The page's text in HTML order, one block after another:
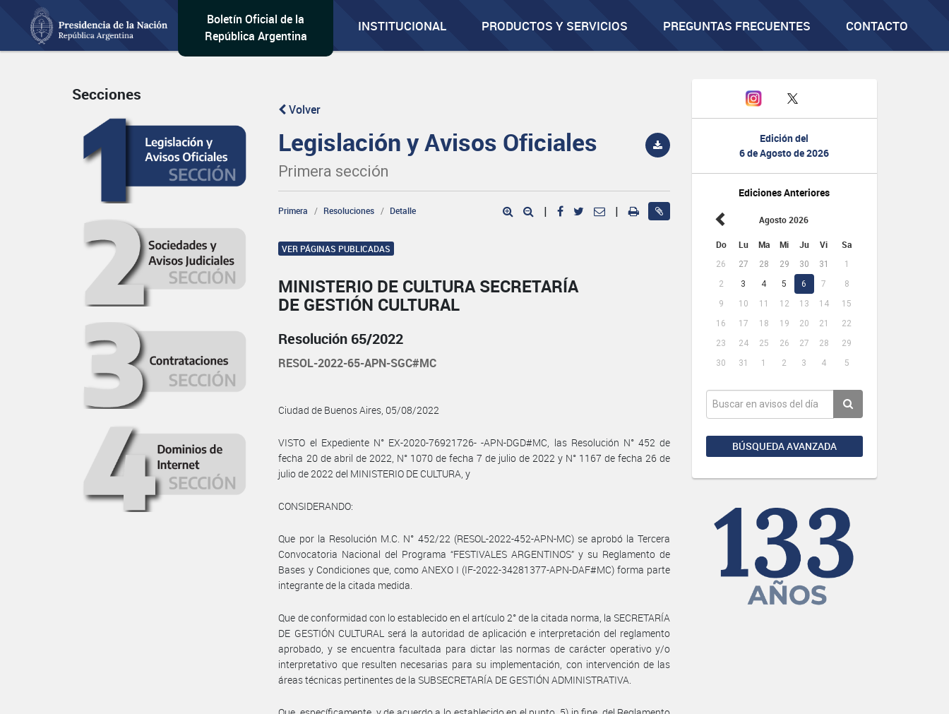
Boletín Oficial de la
República Argentina
INSTITUCIONAL PRODUCTOS Y SERVICIOS PREGUNTAS FRECUENTES CONTACTO
Edición del
6 de Agosto de 2026
Ediciones Anteriores
Agosto 2026
Do Lu Ma Mi Ju Vi Sa
26 27 28 29 30 31
1
2
3 4 5 6 7
8
9
10 11 12 13 14
15
16
17 18 19 20 21
22
23
24 25 26 27 28
29
30
31 1 2 3 4 5
BÚSQUEDA AVANZADA
Secciones
Volver
Legislación y Avisos Oficiales
Primera sección
Primera Resoluciones Detalle | |
VER PÁGINAS PUBLICADAS
MINISTERIO DE CULTURA SECRETARÍA
DE GESTIÓN CULTURAL
Resolución 65/2022
RESOL-2022-65-APN-SGC#MC
Ciudad de Buenos Aires, 05/08/2022
VISTO el Expediente N° EX-2020-76921726- -APN-DGD#MC, las Resolución N° 452 de
fecha 20 de abril de 2022, N° 1070 de fecha 7 de julio de 2022 y N° 1167 de fecha 26 de
julio de 2022 del MINISTERIO DE CULTURA, y
CONSIDERANDO:
Que por la Resolución M.C. N° 452/22 (RESOL-2022-452-APN-MC) se aprobó la Tercera
Convocatoria Nacional del Programa “FESTIVALES ARGENTINOS” y su Reglamento de
Bases y Condiciones que, como ANEXO I (IF-2022-34281377-APN-DAF#MC) forma parte
integrante de la citada medida.
Que de conformidad con lo establecido en el artículo 2° de la citada norma, la SECRETARÍA
DE GESTIÓN CULTURAL será la autoridad de aplicación e interpretación del reglamento
aprobado, y se encuentra facultada para dictar las normas de carácter operativo y/o
interpretativo que resulten necesarias para su implementación, con intervención de las
áreas técnicas pertinentes de la SUBSECRETARÍA DE GESTIÓN ADMINISTRATIVA.